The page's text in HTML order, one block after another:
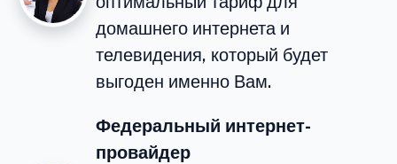
домашнего интернета и
телевидения, который будет
выгоден именно Вам.
Федеральный интернет-
провайдер